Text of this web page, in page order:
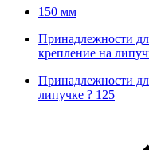
150 мм
Принадлежности
крепление на
Принадлежности
липучке ? 125